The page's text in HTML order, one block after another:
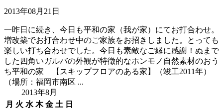
2013年08月21日
一昨日に続き、今日も平和の家（我が家）にてお打合わせ。
増改築でお打合わせ中のご家族をお招きしました。とっても
楽しい打ち合わせでした。今日も素敵なご縁に感謝！ぬまで
した四角いガルバの外観が特徴的なホンモノ自然素材のおう
ち平和の家 【スキップフロアのある家】（竣工2011年）
（場所：福岡市南区 ...
2013年8月
月 火 水 木 金 土 日